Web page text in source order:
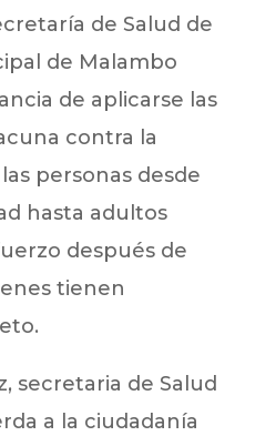
de Salud de
de Malambo
de aplicarse las
contra la
personas desde
hasta adultos
después de
tienen
secretaria de Salud
a la ciudadanía